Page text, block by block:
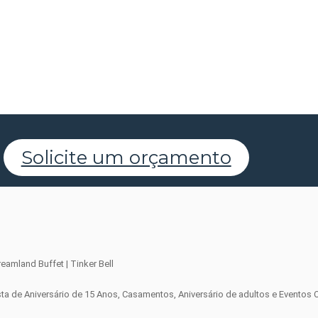
Solicite um orçamento
de Aniversário de 15 Anos, Casamentos, Aniversário de adultos e Eventos